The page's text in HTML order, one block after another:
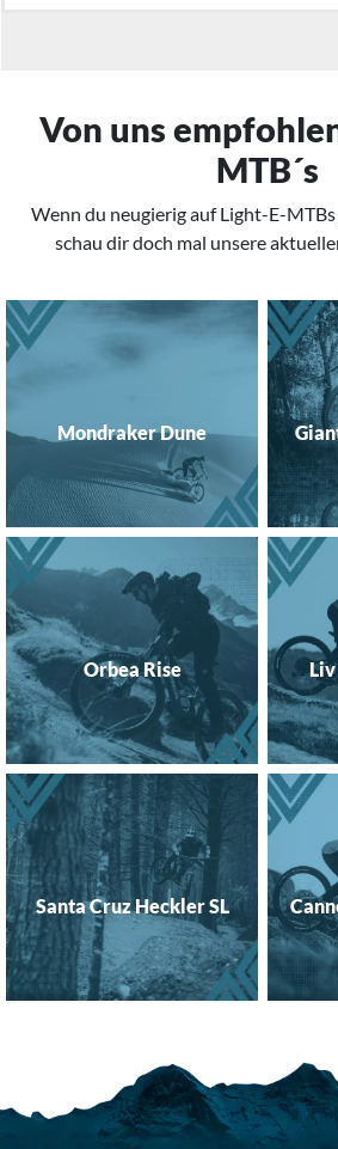
Von uns
MTB´s
Wenn du neugierig auf Light-E-
schau dir doch mal unsere
Mondraker Dune
Orbea Rise
Santa Cruz Heckler SL